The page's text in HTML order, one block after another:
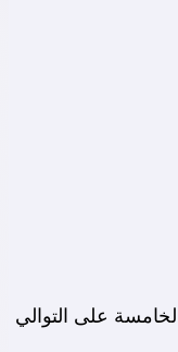
فرقة الإسكندرية التابعة للبيت الفني للمسرح ل 15 ليلة جديدة للمرة الخامسة على التوالي